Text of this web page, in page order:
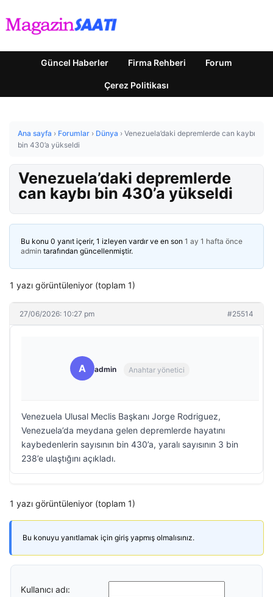
Güncel Haberler Firma Rehberi Forum
Çerez Politikası
Ana sayfa › Forumlar › Dünya › Venezuela’daki depremlerde can kaybı
bin 430’a yükseldi
Venezuela’daki depremlerde
can kaybı bin 430’a yükseldi
Bu konu 0 yanıt içerir, 1 izleyen vardır ve en son 1 ay 1 hafta önce
admin tarafından güncellenmiştir.
1 yazı görüntüleniyor (toplam 1)
27/06/2026: 10:27 pm #25514
A admin Anahtar yönetici
Venezuela Ulusal Meclis Başkanı Jorge Rodriguez,
Venezuela’da meydana gelen depremlerde hayatını
kaybedenlerin sayısının bin 430’a, yaralı sayısının 3 bin
238’e ulaştığını açıkladı.
1 yazı görüntüleniyor (toplam 1)
Bu konuyu yanıtlamak için giriş yapmış olmalısınız.
Kullanıcı adı: